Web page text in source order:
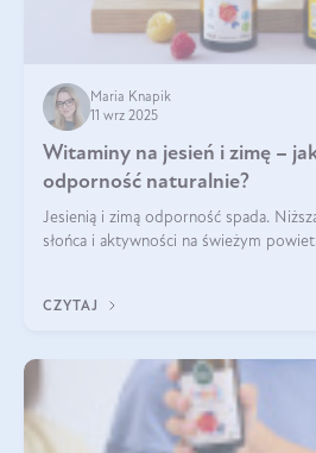
Maria Knapik
11 wrz 2025
Witaminy na jesień i zimę –
odporność naturalnie?
Jesienią i zimą odporność spada.
słońca i aktywności na świeżym
suplementować jesienią i zimą?
CZYTAJ